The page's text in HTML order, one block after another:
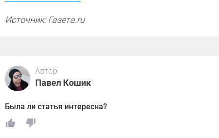
Источник: Газета.ru
Автор
Павел Кошик
Была ли статья интересна?